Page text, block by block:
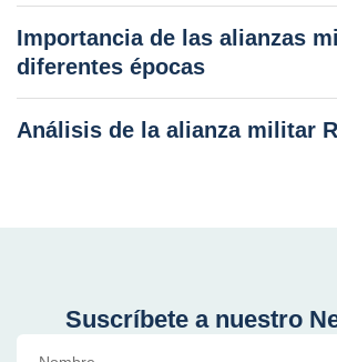
Importancia de las alianzas
diferentes épocas
Análisis de la alianza militar
Suscríbete a nuestro